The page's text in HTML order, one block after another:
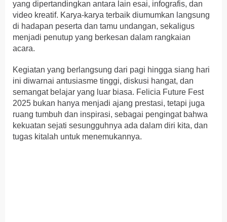
yang dipertandingkan antara lain esai, infografis, dan
video kreatif. Karya-karya terbaik diumumkan langsung
di hadapan peserta dan tamu undangan, sekaligus
menjadi penutup yang berkesan dalam rangkaian
acara.
Kegiatan yang berlangsung dari pagi hingga siang hari
ini diwarnai antusiasme tinggi, diskusi hangat, dan
semangat belajar yang luar biasa. Felicia Future Fest
2025 bukan hanya menjadi ajang prestasi, tetapi juga
ruang tumbuh dan inspirasi, sebagai pengingat bahwa
kekuatan sejati sesungguhnya ada dalam diri kita, dan
tugas kitalah untuk menemukannya.